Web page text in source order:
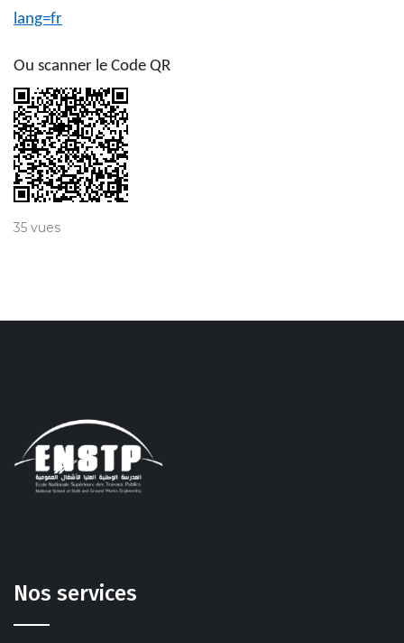
lang=fr
Ou scanner le Code QR
35 vues
Nos services